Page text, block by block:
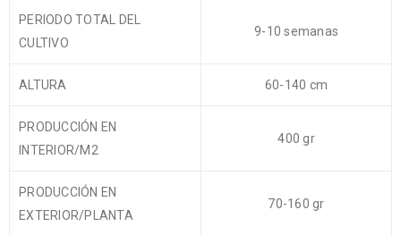
PERIODO TOTAL DEL
CULTIVO
9-10 semanas
ALTURA 60-140 cm
PRODUCCIÓN EN
INTERIOR/M2
400 gr
PRODUCCIÓN EN
EXTERIOR/PLANTA
70-160 gr